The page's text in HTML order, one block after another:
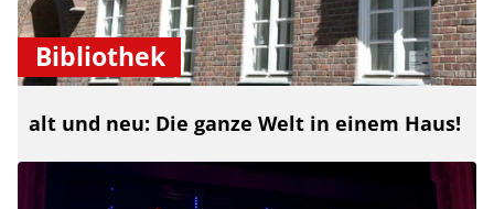
Bibliothek
alt und neu: Die ganze Welt in einem Haus!